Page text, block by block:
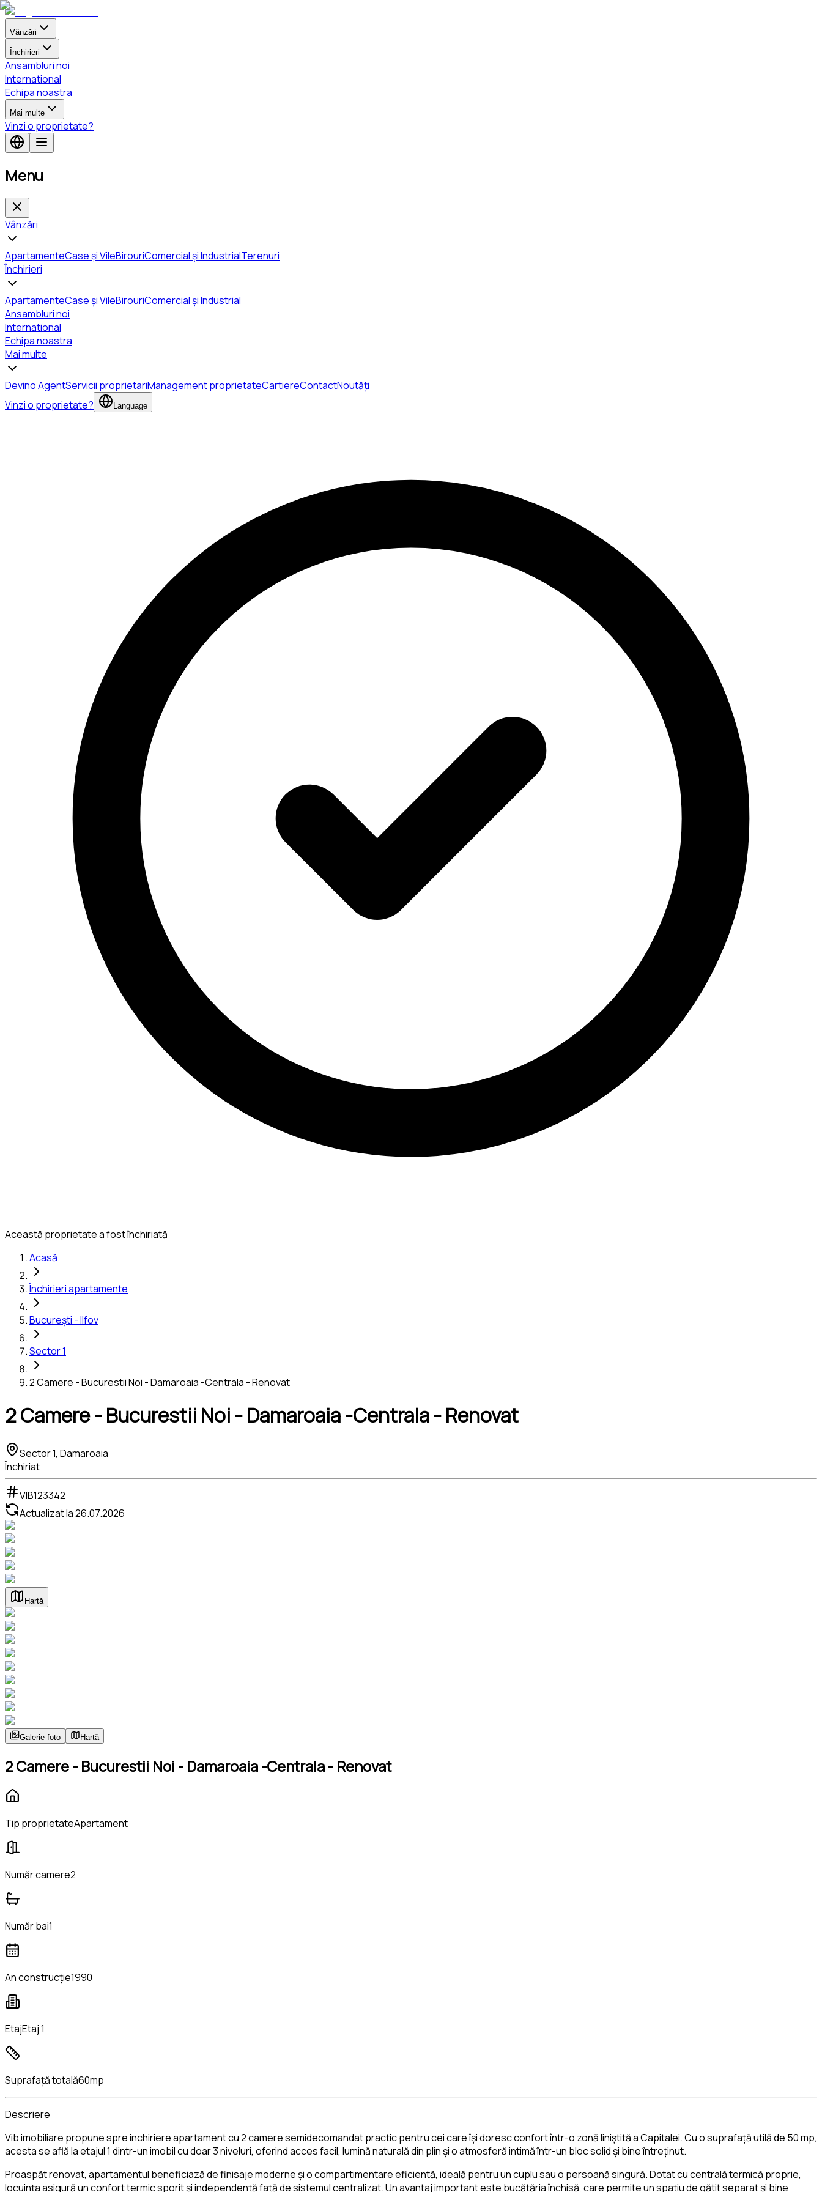
Vânzări
Închirieri
Ansambluri noi
International
Echipa noastra
Mai multe
Vinzi o proprietate?
Menu
Vânzări
ApartamenteCase și VileBirouriComercial și IndustrialTerenuri
Închirieri
ApartamenteCase și VileBirouriComercial și Industrial
Ansambluri noi
International
Echipa noastra
Mai multe
Devino AgentServicii proprietariManagement proprietateCartiereContactNoutăți
Vinzi o proprietate?
Language
Această proprietate a fost închiriată
Acasă
Închirieri apartamente
București - Ilfov
Sector 1
2 Camere - Bucurestii Noi - Damaroaia -Centrala - Renovat
2 Camere - Bucurestii Noi - Damaroaia -Centrala - Renovat
Sector 1, Damaroaia
Închiriat
VIB123342
Actualizat la26.07.2026
Hartă
Galerie foto Hartă
2 Camere - Bucurestii Noi - Damaroaia -Centrala - Renovat
Tip proprietateApartament
Număr camere2
Număr bai1
An construcție1990
EtajEtaj 1
Suprafață totală60mp
Descriere
Vib imobiliare propune spre inchiriere apartament cu 2 camere semidecomandat practic pentru cei care își doresc confort într-o zonă liniștită a Capitalei. Cu o suprafață utilă de 50 mp,
acesta se află la etajul 1 dintr-un imobil cu doar 3 niveluri, oferind acces facil, lumină naturală din plin și o atmosferă intimă într-un bloc solid și bine întreținut.
Proaspăt renovat, apartamentul beneficiază de finisaje moderne și o compartimentare eficientă, ideală pentru un cuplu sau o persoană singură. Dotat cu centrală termică proprie,
locuința asigură un confort termic sporit și independență față de sistemul centralizat. Un avantaj important este bucătăria închisă, care permite un spațiu de gătit separat și bine